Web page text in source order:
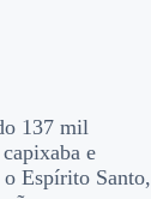
137 mil
e
o Espírito Santo,